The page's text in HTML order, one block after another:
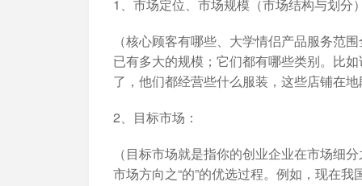
1、市场定位、市场规模（市场结构与划分
（核心顾客有哪些、大学情侣产品服务范
已有多大的规模；它们都有哪些类别。比
了，他们都经营些什么服装，这些店铺在
2、目标市场：
（目标市场就是指你的创业企业在市场细
市场方向之“的”的优选过程。例如，现在